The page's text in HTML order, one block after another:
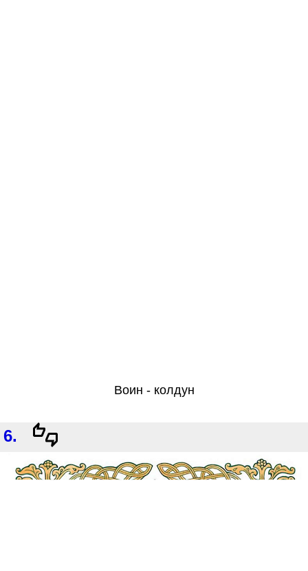
Воин - колдун
6.